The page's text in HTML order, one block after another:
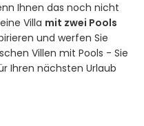
Ihnen das noch nicht
Villa mit zwei Pools
und werfen Sie
Villen mit Pools - Sie
Ihren nächsten Urlaub